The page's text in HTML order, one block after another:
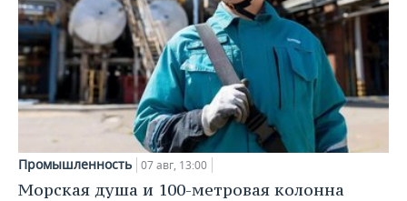
Промышленность 07 авг, 13:00
Морская душа и 100-метровая колонна